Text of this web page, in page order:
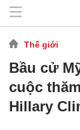
Thế giới
Bầu cử
cuộc
Hillary